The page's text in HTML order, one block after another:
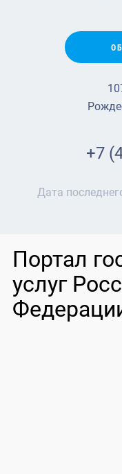
+7
Дата
Портал
услуг